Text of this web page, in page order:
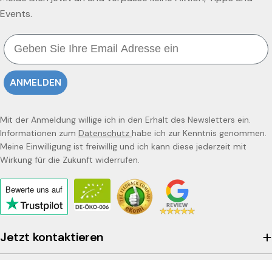
Jetzt kontaktieren
Events.
Email
ANMELDEN
Mit der Anmeldung willige ich in den Erhalt des Newsletters ein.
Informationen zum Datenschutz habe ich zur Kenntnis genommen.
Meine Einwilligung ist freiwillig und ich kann diese jederzeit mit
Wirkung für die Zukunft widerrufen.
Bewerte uns auf
Click
to
view
the